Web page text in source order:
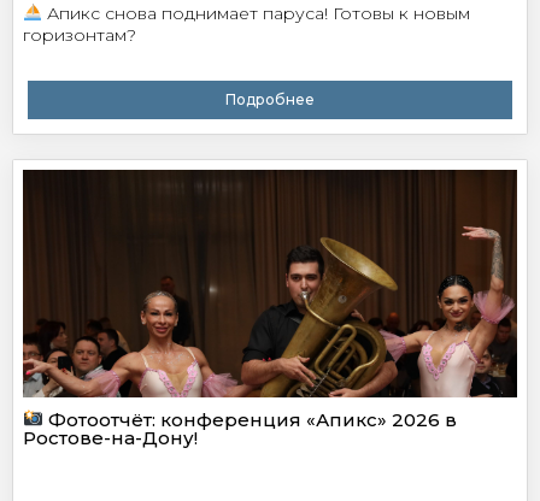
Апикс снова поднимает паруса! Готовы к новым
горизонтам?
Подробнее
Фотоотчёт: конференция «Апикс» 2026 в
Ростове-на-Дону!